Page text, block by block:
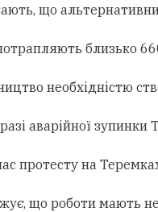
що
близько
необхідністю
аварійної
протесту на
що роботи мають